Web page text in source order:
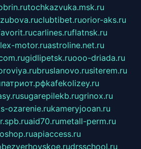
tochkazvuka.msk.ru
clubtibet.ruorior-aks.ru
carlines.ruflatnsk.ru
motor.ruastroline.net.ru
gidlipetsk.ruooo-driada.ru
bruslanovo.rusiterem.ru
kafekolizey.ru
sugarepilekb.rugrinox.ru
ozarenie.rukameryjooan.ru
aid70.rumetall-perm.ru
apiaccess.ru
bezverhovskoe.rudrsschool.ru